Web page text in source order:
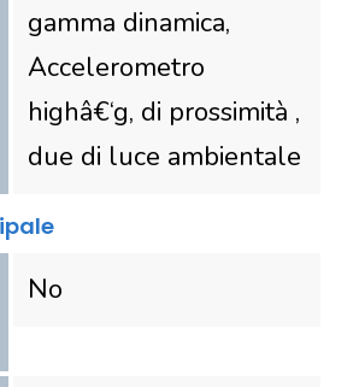
gamma dinamica,
Accelerometro
highâ€‘g, di prossimità ,
due di luce ambientale
No